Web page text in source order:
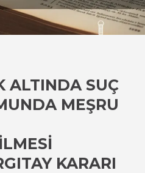
ALTINDA SUÇ
MEŞRU
KARARI